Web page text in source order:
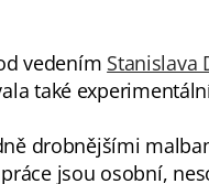
vedením Stanislava
také
drobnějšími
jsou osobní,